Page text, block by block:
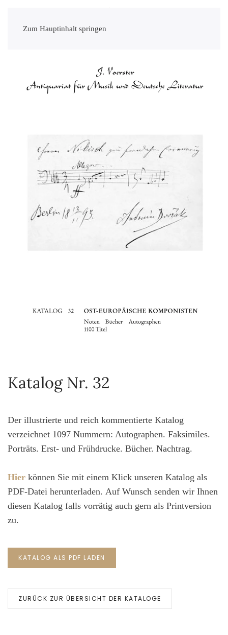
Zum Hauptinhalt springen
Katalog Nr. 32
Der illustrierte und reich kommentierte Katalog
verzeichnet 1097 Nummern: Autographen. Faksimiles.
Porträts. Erst- und Frühdrucke. Bücher. Nachtrag.
Hier können Sie mit einem Klick unseren Katalog als
PDF-Datei herunterladen. Auf Wunsch senden wir Ihnen
diesen Katalog falls vorrätig auch gern als Printversion
zu.
KATALOG ALS PDF LADEN
ZURÜCK ZUR ÜBERSICHT DER KATALOGE